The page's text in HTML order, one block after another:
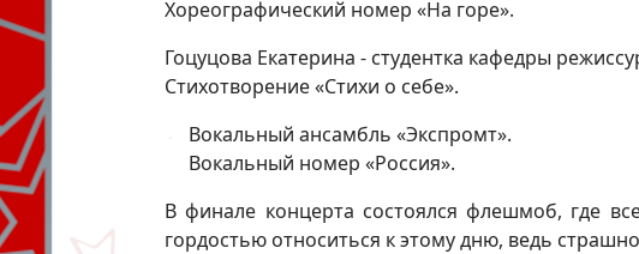
Хореографический номер «На горе».
Гоцуцова Екатерина - студентка кафедры
Стихотворение «Стихи о себе».
Вокальный ансамбль «Экспромт».
Вокальный номер «Россия».
В финале концерта состоялся флешмоб, где
гордостью относиться к этому дню, ведь